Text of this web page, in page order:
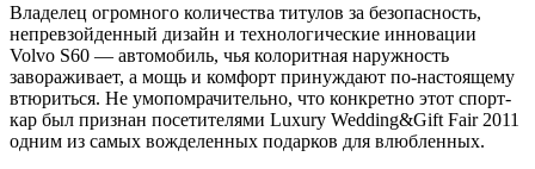
Владелец огромного количества титулов за безопасность,
непревзойденный дизайн и технологические инновации
Volvo S60 — автомобиль, чья колоритная наружность
завораживает, а мощь и комфорт принуждают по-настоящему
втюриться. Не умопомрачительно, что конкретно этот спорт-
кар был признан посетителями Luxury Wedding&Gift Fair 2011
одним из самых вожделенных подарков для влюбленных.